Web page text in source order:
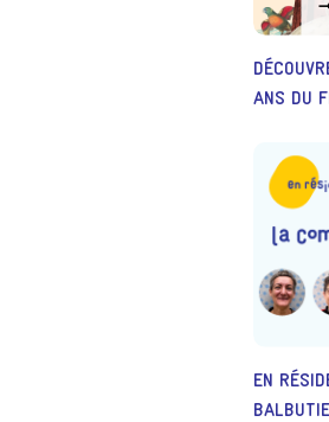
ANS DU
EN
BALBUTIE